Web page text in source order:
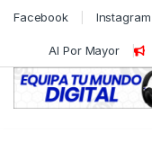
Skip to navigation
Skip to content
Facebook Instagram
Al Por Mayor